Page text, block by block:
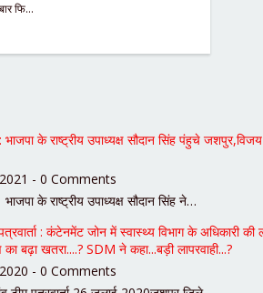
फि…
भाजपा के राष्ट्रीय उपाध्यक्ष सौदान सिंह पंहुचे
- 0 Comments
के राष्ट्रीय उपाध्यक्ष सौदान सिंह ने…
: कंटेनमेंट जोन में स्वास्थ्य विभाग के अधिकारी
बढ़ा खतरा....? SDM ने कहा...बड़ी लापरवाही...?
- 0 Comments